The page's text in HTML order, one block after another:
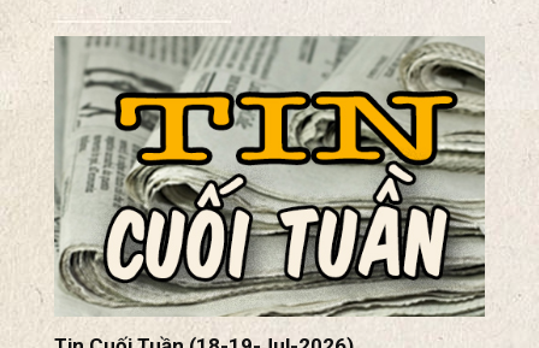
Ông Trump Ca Ngợi Nghị Sĩ Lindsey Graham
Thượng Viện Thúc Đẩy Trừng Phạt Nga Và
Iran